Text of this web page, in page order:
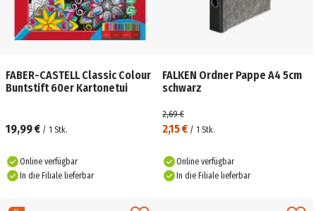
FABER-CASTELL Classic Colour
Buntstift 60er Kartonetui
19,99 € / 1 Stk.
Online verfügbar
In die Filiale lieferbar
FALKEN Ordner Pappe A4 5cm
schwarz
2,15 € / 1 Stk.
2,69 €
Online verfügbar
In die Filiale lieferbar